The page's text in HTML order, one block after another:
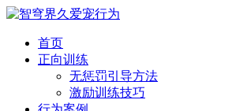
首页
正向训练
无惩罚引导方法
激励训练技巧